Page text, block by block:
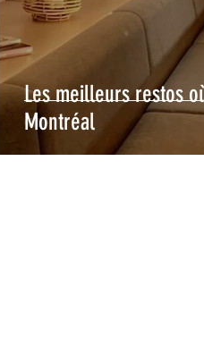
Les meilleurs restos
Montréal